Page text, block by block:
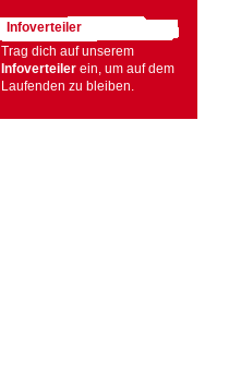
Infoverteiler
Trag dich auf unserem
Infoverteiler ein, um auf dem
Laufenden zu bleiben.